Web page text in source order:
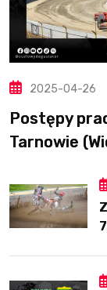
2025-04-26
Postępy
Tarnowie